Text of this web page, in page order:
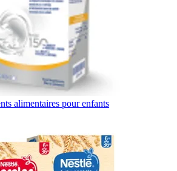
alimentaires pour enfants